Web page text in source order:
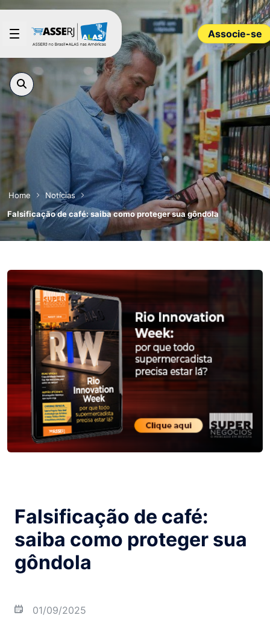
Pular para o Conteúdo principal
Associe-se
Home
Notícias
Falsificação de café: saiba como proteger sua gôndola
Falsificação de café:
saiba como proteger sua
gôndola
01/09/2025